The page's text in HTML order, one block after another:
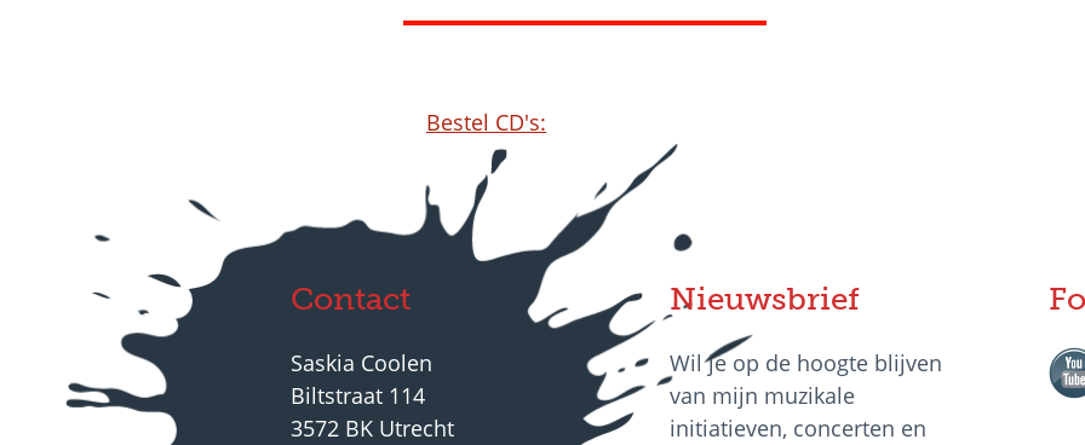
Bestel CD's:
Contact
Saskia Coolen
Biltstraat 114
3572 BK Utrecht
Nieuwsbrief
Wil je op de hoogte blijven
van mijn muzikale
initiatieven, concerten en